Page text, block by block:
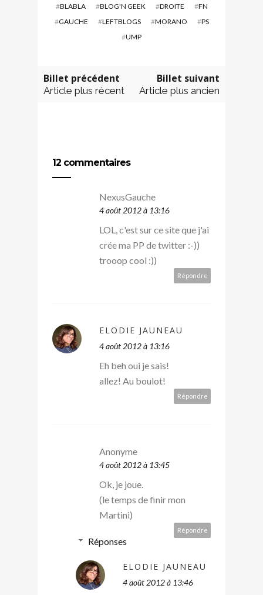
#BLABLA #BLOG'N GEEK #DROITE #FN
#GAUCHE #LEFTBLOGS #MORANO #PS
#UMP
Billet précédent
Article plus récent
Billet suivant
Article plus ancien
12 commentaires
NexusGauche
4 août 2012 à 13:16
LOL, c'est sur ce site que j'ai
crée ma PP de twitter :-))
trooop cool :))
Répondre
ELODIE JAUNEAU
4 août 2012 à 13:16
Eh beh oui je sais!
allez! Au boulot!
Répondre
Anonyme
4 août 2012 à 13:45
Ok, je joue.
(le temps de finir mon
Martini)
Répondre
Réponses
ELODIE JAUNEAU
4 août 2012 à 13:46